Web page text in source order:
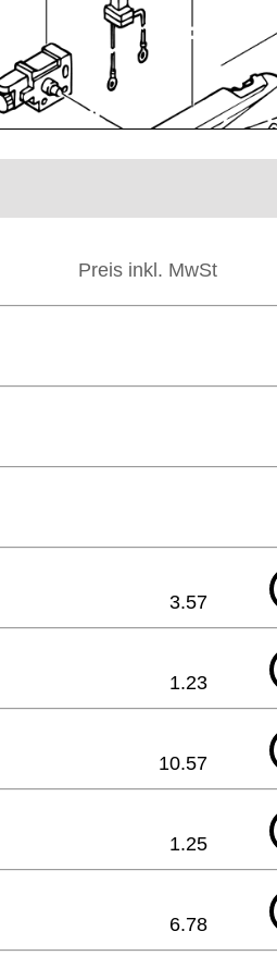
Preis inkl. MwSt
3.57
1.23
10.57
1.25
6.78